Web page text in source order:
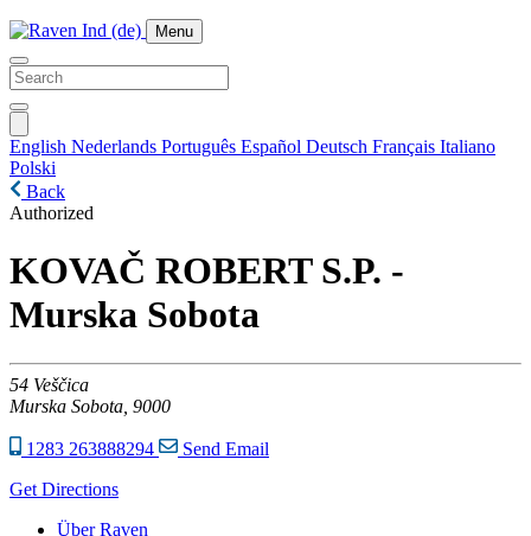
Menu
English Nederlands Português Español Deutsch Français Italiano
Polski
Back
Authorized
KOVAČ ROBERT S.P. -
Murska Sobota
54 Veščica
Murska Sobota, 9000
1283 263888294
Send Email
Get Directions
Über Raven